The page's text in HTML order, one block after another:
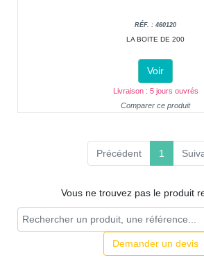
RÉF. : 460120
LA BOITE DE 200
Voir
Livraison : 5 jours ouvrés
Comparer ce produit
Précédent 1 (current)
Vous ne trouvez pas le produit
Demander un devis